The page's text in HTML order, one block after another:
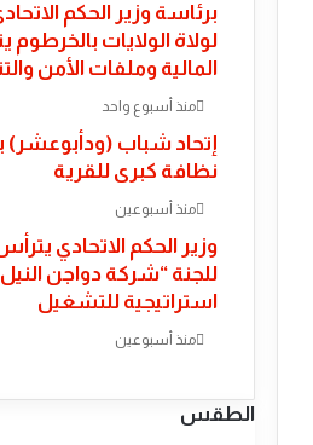
​برئاسة وزير الحكم
لولاة الولايات
المالية وملفات الأمن
منذ أسبوع واحد
إتحاد شباب
نظافة كبرى للقرية
منذ أسبوعين
وزير الحكم الاتحادي
للجنة “شركة دواجن
استراتيجية للتشغيل
منذ أسبوعين
الطقس